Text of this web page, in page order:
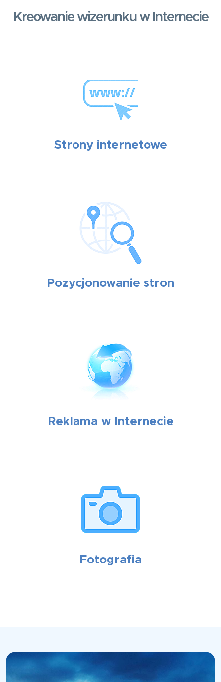
Kreowanie wizerunku w Internecie
Strony internetowe
Pozycjonowanie stron
Reklama w Internecie
Fotografia